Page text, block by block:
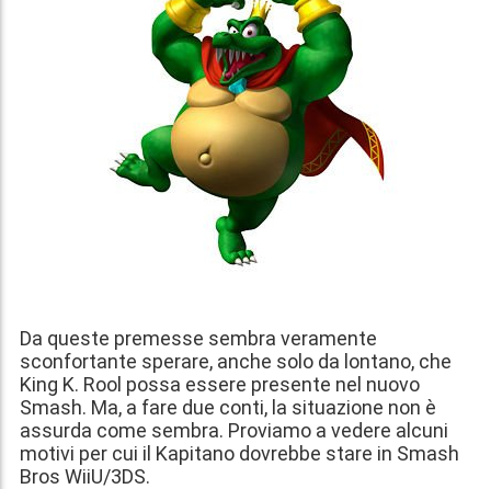
Da queste premesse sembra veramente
sconfortante sperare, anche solo da lontano, che
King K. Rool possa essere presente nel nuovo
Smash. Ma, a fare due conti, la situazione non è
assurda come sembra. Proviamo a vedere alcuni
motivi per cui il Kapitano dovrebbe stare in Smash
Bros WiiU/3DS.